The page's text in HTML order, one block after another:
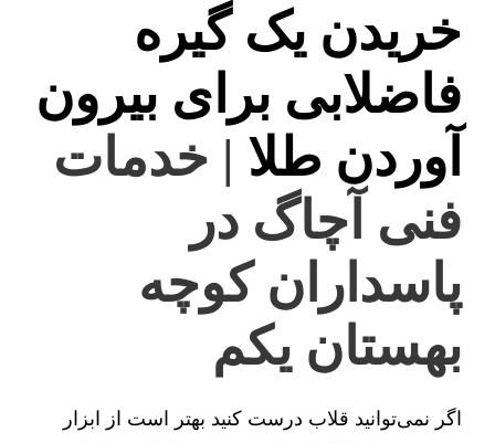
خریدن یک گیره
فاضلابی برای بیرون
آوردن طلا | خدمات
فنی آچاگ در
پاسداران کوچه
بهستان یکم
اگر نمی‌توانید قلاب درست کنید بهتر است از ابزار